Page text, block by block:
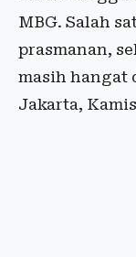
MBG. Salah
prasmanan,
masih hangat
Jakarta,